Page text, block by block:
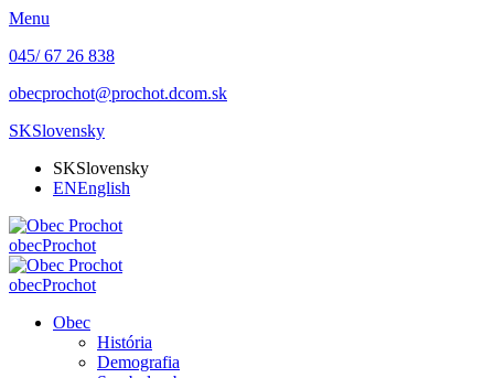
Menu
045/ 67 26 838
obecprochot@prochot.dcom.sk
SKSlovensky
SKSlovensky
ENEnglish
obecProchot
obecProchot
Obec
História
Demografia